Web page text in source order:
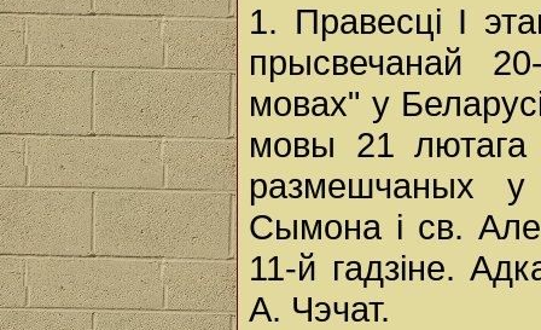
1. Правесці І
прысвечанай
мовах" у
мовы 21 лютага
размешчаных
Сымона і св.
11-й гадзіне.
А. Чэчат.